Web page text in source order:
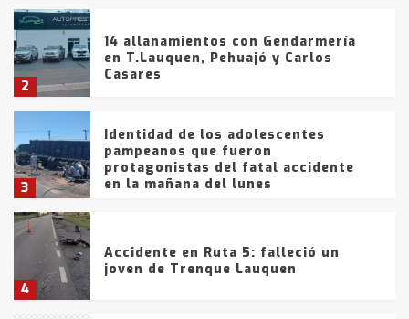
2
14 allanamientos con Gendarmería
en T.Lauquen, Pehuajó y Carlos
Casares
3
Identidad de los adolescentes
pampeanos que fueron
protagonistas del fatal accidente
en la mañana del lunes
4
Accidente en Ruta 5: falleció un
joven de Trenque Lauquen